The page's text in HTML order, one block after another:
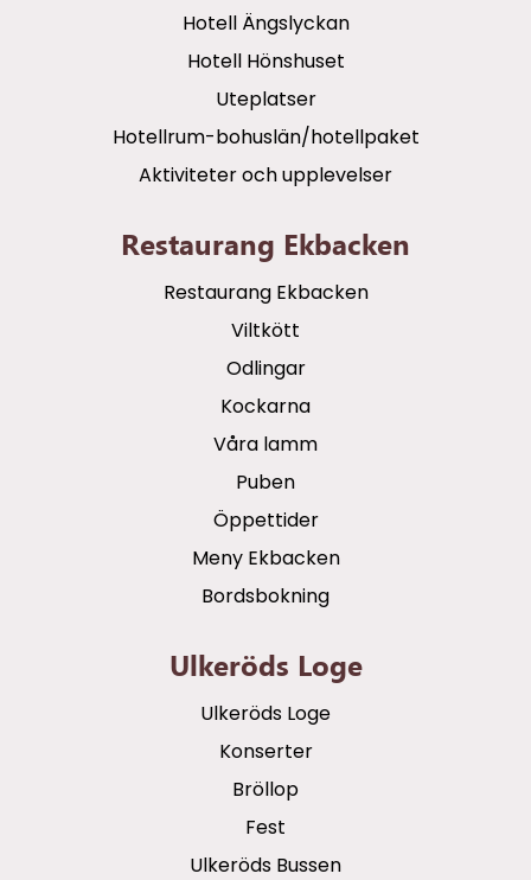
Hotell Ängslyckan
Hotell Hönshuset
Uteplatser
Hotellrum-bohuslän/hotellpaket
Aktiviteter och upplevelser
Restaurang Ekbacken
Restaurang Ekbacken
Viltkött
Odlingar
Kockarna
Våra lamm
Puben
Öppettider
Meny Ekbacken
Bordsbokning
Ulkeröds Loge
Ulkeröds Loge
Konserter
Bröllop
Fest
Ulkeröds Bussen